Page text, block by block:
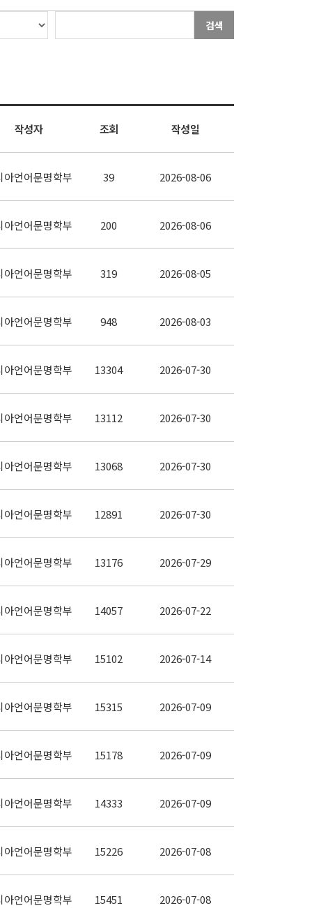
검색
작성자 조회 작성일
아언어문명학부 39 2026-08-06
아언어문명학부 200 2026-08-06
아언어문명학부 319 2026-08-05
아언어문명학부 948 2026-08-03
아언어문명학부 13304 2026-07-30
아언어문명학부 13112 2026-07-30
아언어문명학부 13068 2026-07-30
아언어문명학부 12891 2026-07-30
아언어문명학부 13176 2026-07-29
아언어문명학부 14057 2026-07-22
아언어문명학부 15102 2026-07-14
아언어문명학부 15315 2026-07-09
아언어문명학부 15178 2026-07-09
아언어문명학부 14333 2026-07-09
아언어문명학부 15226 2026-07-08
아언어문명학부 15451 2026-07-08